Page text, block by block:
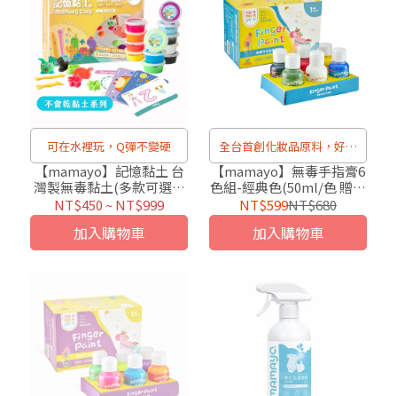
可在水裡玩，Q彈不變硬
【mamayo】記憶黏土 台
灣製無毒黏土(多款可選，
含壓模、牌卡、擬人配件
組、操作手冊)
NT$450 ~NT$999
加入購物車
全台首創化妝品原料，好洗
不沾手
【mamayo】無毒手指膏6
色組-經典色(50ml/色 贈操
作手冊)
NT$599NT$680
加入購物車